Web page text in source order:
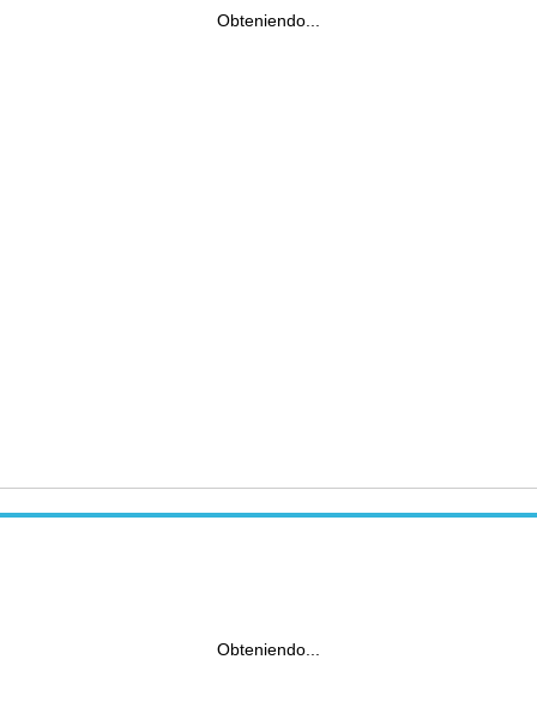
Obteniendo...
Obteniendo...